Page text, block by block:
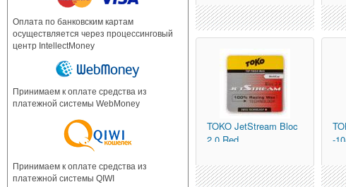
Оплата по банковским картам
осуществляется через процессинговый
центр IntellectMoney
Принимаем к оплате средства из
платежной системы WebMoney
Принимаем к оплате средства из
платежной системы QIWI
TOKO JetStream Bloc
2.0 Red
-